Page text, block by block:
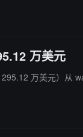
万美元
万美元）从